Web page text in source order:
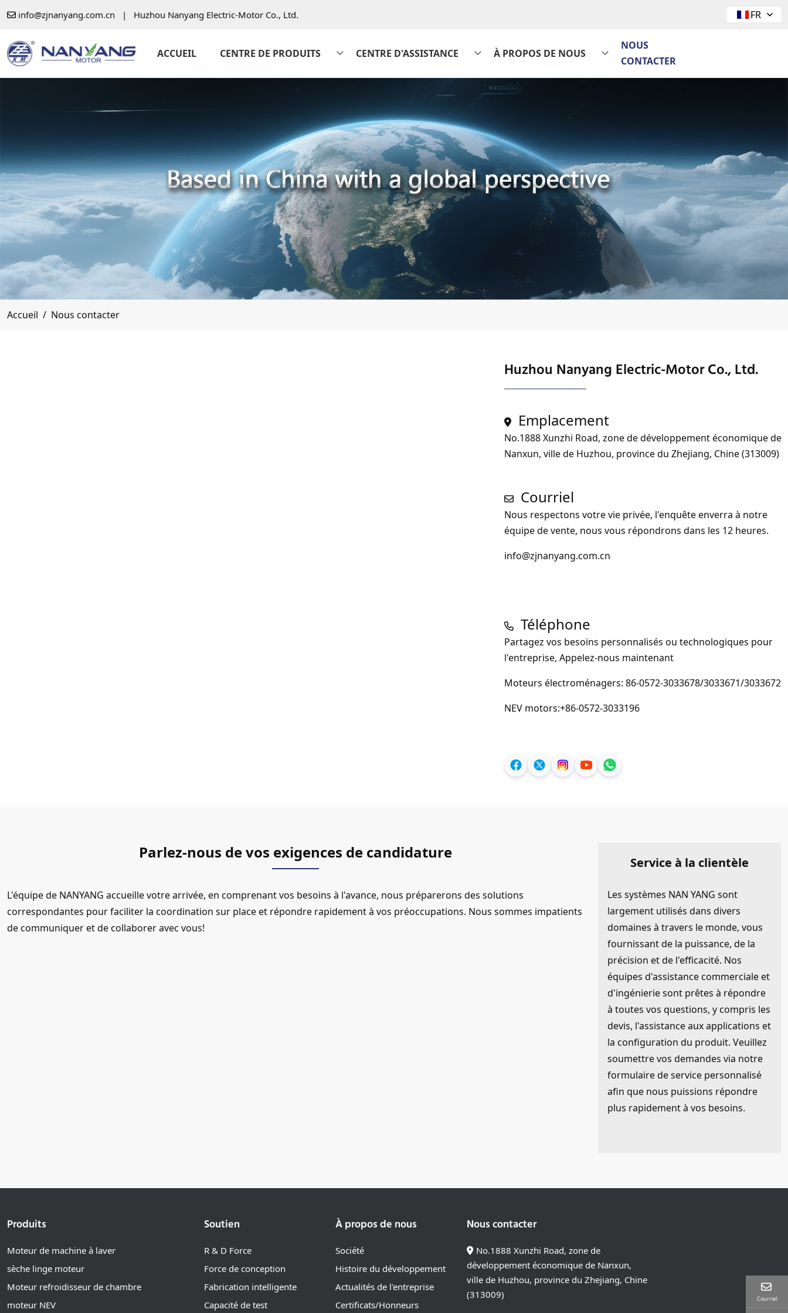
info@zjnanyang.com.cn | Huzhou Nanyang Electric-Motor Co., Ltd. FR
ACCUEIL CENTRE DE PRODUITS CENTRE D'ASSISTANCE À PROPOS DE NOUS
NOUS
CONTACTER
Accueil Nous contacter
Huzhou Nanyang Electric-Motor Co., Ltd.
Emplacement
No.1888 Xunzhi Road, zone de développement économique de
Nanxun, ville de Huzhou, province du Zhejiang, Chine (313009)
Courriel
Nous respectons votre vie privée, l'enquête enverra à notre
équipe de vente, nous vous répondrons dans les 12 heures.
info@zjnanyang.com.cn
Téléphone
Partagez vos besoins personnalisés ou technologiques pour
l'entreprise, Appelez-nous maintenant
Moteurs électroménagers: 86-0572-3033678/3033671/3033672
NEV motors:+86-0572-3033196
Parlez-nous de vos exigences de candidature
L'équipe de NANYANG accueille votre arrivée, en comprenant vos besoins à l'avance, nous préparerons des solutions
correspondantes pour faciliter la coordination sur place et répondre rapidement à vos préoccupations. Nous sommes impatients
de communiquer et de collaborer avec vous!
Service à la clientèle
Les systèmes NAN YANG sont
largement utilisés dans divers
domaines à travers le monde, vous
fournissant de la puissance, de la
précision et de l'efficacité. Nos
équipes d'assistance commerciale et
d'ingénierie sont prêtes à répondre
à toutes vos questions, y compris les
devis, l'assistance aux applications et
la configuration du produit. Veuillez
soumettre vos demandes via notre
formulaire de service personnalisé
afin que nous puissions répondre
plus rapidement à vos besoins.
Produits
Moteur de machine à laver
sèche linge moteur
Moteur refroidisseur de chambre
moteur NEV
Soutien
R & D Force
Force de conception
Fabrication intelligente
Capacité de test
À propos de nous
Société
Histoire du développement
Actualités de l'entreprise
Certificats/Honneurs
Nous contacter
No.1888 Xunzhi Road, zone de
développement économique de Nanxun,
ville de Huzhou, province du Zhejiang, Chine
(313009)
Courriel